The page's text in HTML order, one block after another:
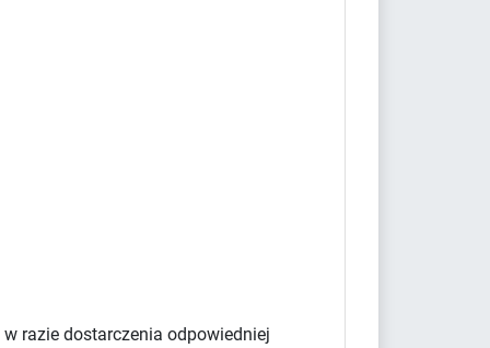
razie dostarczenia odpowiedniej